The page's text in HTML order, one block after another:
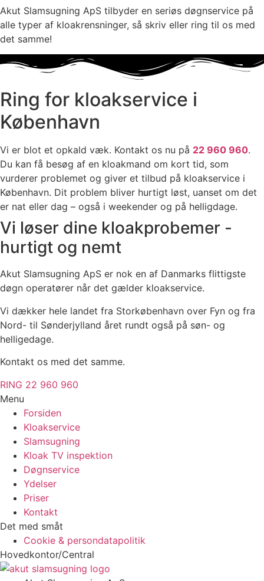
Akut Slamsugning ApS tilbyder en seriøs døgnservice på
alle typer af kloak­rensninger, så skriv eller ring til os med
det samme!
Ring for kloakservice i
København
Vi er blot et opkald væk. Kontakt os nu på 22 960 960.
Du kan få besøg af en kloakmand om kort tid, som
vurderer problemet og giver et tilbud på kloakservice i
København. Dit problem bliver hurtigt løst, uanset om det
er nat eller dag – også i weekender og på helligdage.
Vi løser dine kloakprobemer -
hurtigt og nemt
Akut Slamsugning ApS er nok en af Danmarks flittigste
døgn operatører når det gælder kloakservice.
Vi dækker hele landet fra Storkøbenhavn over Fyn og fra
Nord- til Sønderjylland året rundt også på søn- og
helligedage.
Kontakt os med det samme.
RING 22 960 960
Menu
Forsiden
Kloakservice
Slamsugning
Kloak TV inspektion
Døgnservice
Ydelser
Priser
Kontakt
Det med småt
Cookie & persondatapolitik
Hovedkontor/Central